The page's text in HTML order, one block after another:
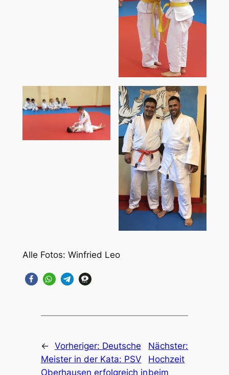
Alle Fotos: Winfried Leo
← Vorheriger: Deutsche
Meister in der Kata: PSV
Oberhausen erfolgreich in
Nächster:
Hochzeit
beim